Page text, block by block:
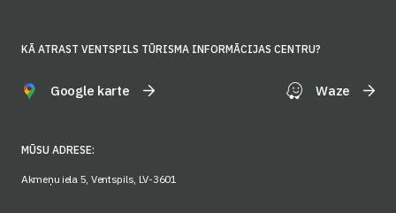
KĀ ATRAST VENTSPILS TŪRISMA INFORMĀCIJAS CENTRU?
Google karte Waze
MŪSU ADRESE:
Akmeņu iela 5, Ventspils, LV-3601